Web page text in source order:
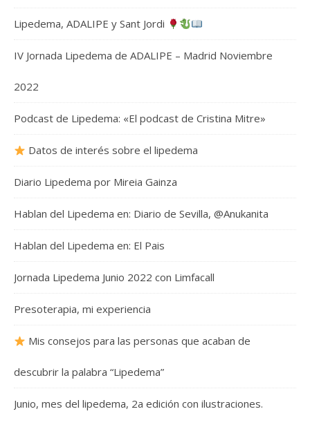
Lipedema, ADALIPE y Sant Jordi
IV Jornada Lipedema de ADALIPE – Madrid Noviembre
2022
Podcast de Lipedema: «El podcast de Cristina Mitre»
Datos de interés sobre el lipedema
Diario Lipedema por Mireia Gainza
Hablan del Lipedema en: Diario de Sevilla, @Anukanita
Hablan del Lipedema en: El Pais
Jornada Lipedema Junio 2022 con Limfacall
Presoterapia, mi experiencia
Mis consejos para las personas que acaban de
descubrir la palabra “Lipedema”
Junio, mes del lipedema, 2a edición con ilustraciones.